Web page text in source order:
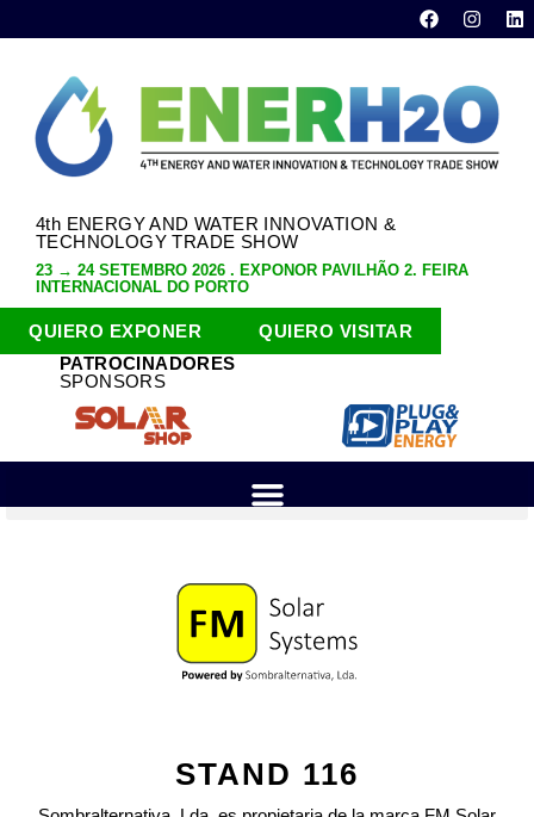
4th ENERGY AND WATER INNOVATION &
TECHNOLOGY TRADE SHOW
23 → 24 SETEMBRO 2026 . EXPONOR PAVILHÃO 2. FEIRA
INTERNACIONAL DO PORTO
QUIERO EXPONER
QUIERO VISITAR
PATROCINADORES
SPONSORS
STAND 116